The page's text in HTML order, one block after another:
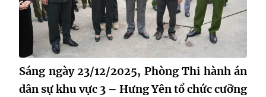
Sáng ngày 23/12/2025, Phòng Thi hành án
dân sự khu vực 3 – Hưng Yên tổ chức cưỡng